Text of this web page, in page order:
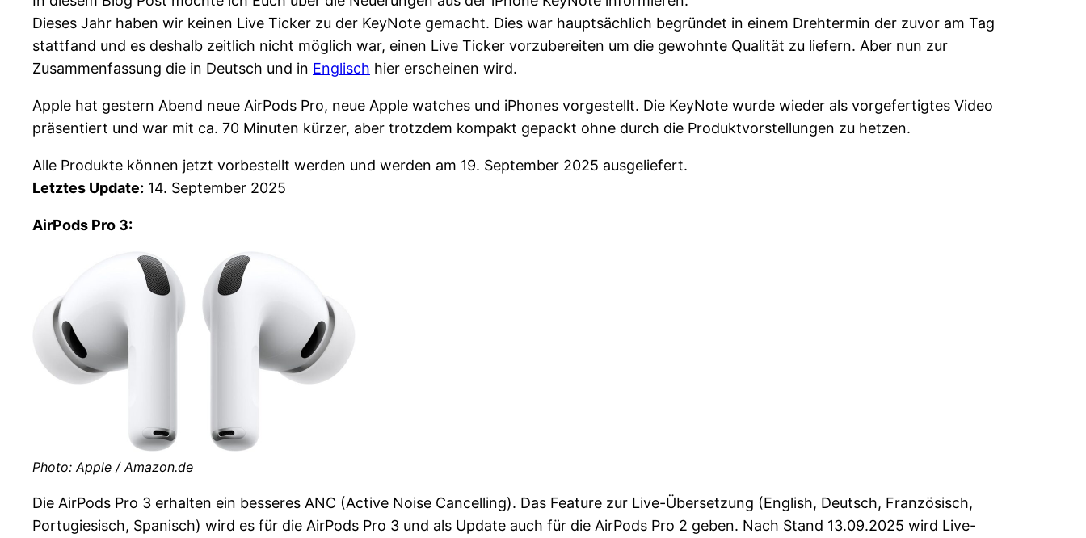
Dieses Jahr haben wir keinen Live Ticker zu der KeyNote gemacht. Dies war hauptsächlich begründet in einem Drehtermin der zuvor am Tag
stattfand und es deshalb zeitlich nicht möglich war, einen Live Ticker vorzubereiten um die gewohnte Qualität zu liefern. Aber nun zur
Zusammenfassung die in Deutsch und in Englisch hier erscheinen wird.
Apple hat gestern Abend neue AirPods Pro, neue Apple watches und iPhones vorgestellt. Die KeyNote wurde wieder als vorgefertigtes Video
präsentiert und war mit ca. 70 Minuten kürzer, aber trotzdem kompakt gepackt ohne durch die Produktvorstellungen zu hetzen.
Alle Produkte können jetzt vorbestellt werden und werden am 19. September 2025 ausgeliefert.
Letztes Update: 14. September 2025
AirPods Pro 3:
Photo: Apple / Amazon.de
Die AirPods Pro 3 erhalten ein besseres ANC (Active Noise Cancelling). Das Feature zur Live-Übersetzung (English, Deutsch, Französisch,
Portugiesisch, Spanisch) wird es für die AirPods Pro 3 und als Update auch für die AirPods Pro 2 geben. Nach Stand 13.09.2025 wird Live-